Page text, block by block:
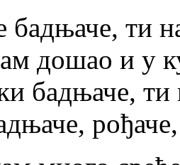
бадњаче, ти
дошао и у
бадњаче, ти